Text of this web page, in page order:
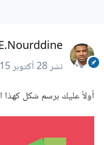
E.Nourddine
نشر28 أكتوبر 2015
أولاً عليك برسم شكل كهذا